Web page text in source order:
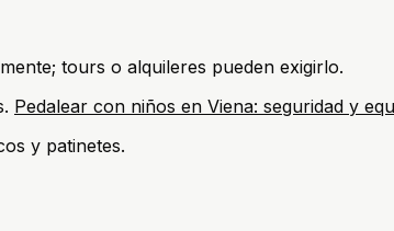
tours o alquileres pueden exigirlo.
Pedalear con niños en Viena: seguridad y
y patinetes.